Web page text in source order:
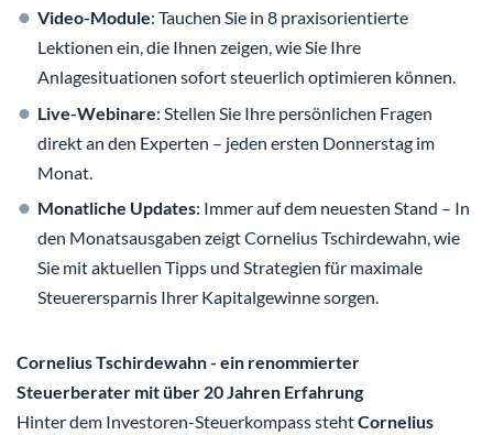
Video-Module: Tauchen Sie in 8 praxisorientierte
Lektionen ein, die Ihnen zeigen, wie Sie Ihre
Anlagesituationen sofort steuerlich optimieren können.
Live-Webinare: Stellen Sie Ihre persönlichen Fragen
direkt an den Experten – jeden ersten Donnerstag im
Monat.
Monatliche Updates: Immer auf dem neuesten Stand – In
den Monatsausgaben zeigt Cornelius Tschirdewahn, wie
Sie mit aktuellen Tipps und Strategien für maximale
Steuerersparnis Ihrer Kapitalgewinne sorgen.
Cornelius Tschirdewahn - ein renommierter
Steuerberater mit über 20 Jahren Erfahrung
Hinter dem Investoren-Steuerkompass stehtCornelius